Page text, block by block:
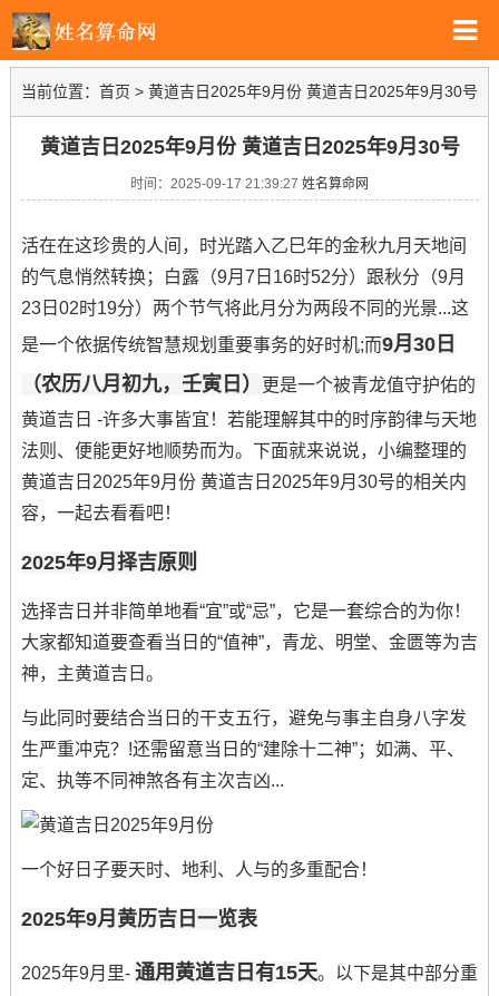
当前位置： 首页 > 黄道吉日2025年9月份 黄道吉日2025年9月30号
黄道吉日2025年9月份 黄道吉日2025年9月30号
时间：2025-09-17 21:39:27 姓名算命网
活在在这珍贵的人间，时光踏入乙巳年的金秋九月天地间
的气息悄然转换；白露（9月7日16时52分）跟秋分（9月
23日02时19分）两个节气将此月分为两段不同的光景...这
是一个依据传统智慧规划重要事务的好时机;而9月30日
（农历八月初九，壬寅日）
更是一个被青龙值守护佑的
黄道吉日 -许多大事皆宜！若能理解其中的时序韵律与天地
法则、便能更好地顺势而为。下面就来说说，小编整理的
黄道吉日2025年9月份 黄道吉日2025年9月30号的相关内
容，一起去看看吧！
2025年9月择吉原则
选择吉日并非简单地看“宜”或“忌”，它是一套综合的为你！
大家都知道要查看当日的“值神”，青龙、明堂、金匮等为吉
神，主黄道吉日。
与此同时要结合当日的干支五行，避免与事主自身八字发
生严重冲克？!还需留意当日的“建除十二神”；如满、平、
定、执等不同神煞各有主次吉凶...
一个好日子要天时、地利、人与的多重配合！
2025年9月黄历吉日一览表
2025年9月里- 通用黄道吉日有15天。以下是其中部分重